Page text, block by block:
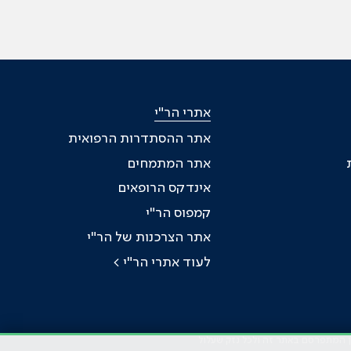
אתרי הר"י
אתר ההסתדרות הרפואית
אתר המתמחים
אינדקס הרופאים
קמפוס הר"י
אתר הצרכנות של הר"י
לעוד אתרי הר"י >